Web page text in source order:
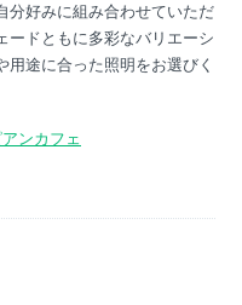
分好みに組み合わせていただ
ードともに多彩なバリエーシ
用途に合った照明をお選びく
ンカフェ